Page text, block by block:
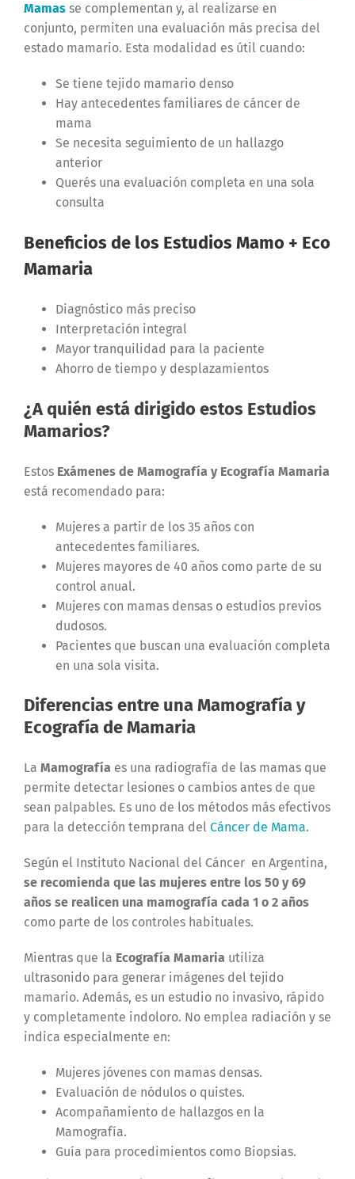
Mamas se complementan y, al realizarse en
conjunto, permiten una evaluación más precisa del
estado mamario. Esta modalidad es útil cuando:
Se tiene tejido mamario denso
Hay antecedentes familiares de cáncer de
mama
Se necesita seguimiento de un hallazgo
anterior
Querés una evaluación completa en una sola
consulta
Beneficios de los Estudios Mamo + Eco
Mamaria
Diagnóstico más preciso
Interpretación integral
Mayor tranquilidad para la paciente
Ahorro de tiempo y desplazamientos
¿A quién está dirigido estos Estudios
Mamarios?
Estos Exámenes de Mamografía y Ecografía Mamaria
está recomendado para:
Mujeres a partir de los 35 años con
antecedentes familiares.
Mujeres mayores de 40 años como parte de su
control anual.
Mujeres con mamas densas o estudios previos
dudosos.
Pacientes que buscan una evaluación completa
en una sola visita.
Diferencias entre una Mamografía y
Ecografía de Mamaria
La Mamografía es una radiografía de las mamas que
permite detectar lesiones o cambios antes de que
sean palpables. Es uno de los métodos más efectivos
para la detección temprana del Cáncer de Mama.
Según el Instituto Nacional del Cáncer en Argentina,
se recomienda que las mujeres entre los 50 y 69
años se realicen una mamografía cada 1 o 2 años
como parte de los controles habituales.
Mientras que la Ecografía Mamaria utiliza
ultrasonido para generar imágenes del tejido
mamario. Además, es un estudio no invasivo, rápido
y completamente indoloro. No emplea radiación y se
indica especialmente en:
Mujeres jóvenes con mamas densas.
Evaluación de nódulos o quistes.
Acompañamiento de hallazgos en la
Mamografía.
Guía para procedimientos como Biopsias.